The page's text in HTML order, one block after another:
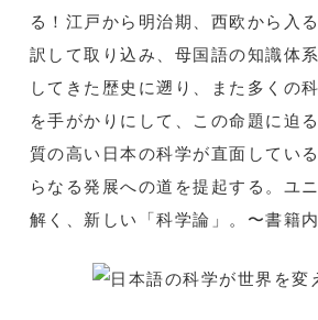
る！江戸から明治期、西欧から入
訳して取り込み、母国語の知識体
してきた歴史に遡り、また多くの
を手がかりにして、この命題に迫
質の高い日本の科学が直面してい
らなる発展への道を提起する。ユ
解く、新しい「科学論」。〜書籍